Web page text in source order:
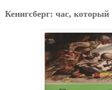
Кенигсберг: час, который